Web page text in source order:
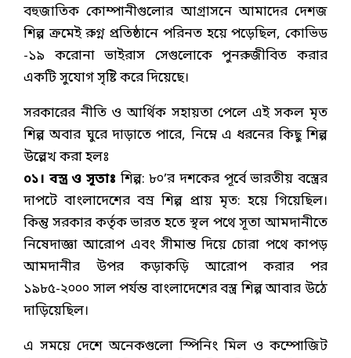
বহুজাতিক কোম্পানীগুলোর আগ্রাসনে আমাদের দেশজ
শিল্প ক্রমেই রুগ্ন প্রতিষ্ঠানে পরিনত হয়ে পড়েছিল, কোভিড
-১৯ করোনা ভাইরাস সেগুলোকে পুনরুজীবিত করার
একটি সুযোগ সৃষ্টি করে দিয়েছে।
সরকারের নীতি ও আর্থিক সহায়তা পেলে এই সকল মৃত
শিল্প অবার ঘুরে দাড়াতে পারে, নিম্নে এ ধরনের কিছু শিল্প
উল্লেখ করা হলঃ
০১। বস্ত্র ও সূতাঃ শিল্প: ৮০’র দশকের পূর্বে ভারতীয় বস্ত্রের
দাপটে বাংলাদেশের বস্র শিল্প প্রায় মৃত: হয়ে গিয়েছিল।
কিন্তু সরকার কর্তৃক ভারত হতে স্থল পথে সূতা আমদানীতে
নিষেদাজ্ঞা আরোপ এবং সীমান্ত দিয়ে চোরা পথে কাপড়
আমদানীর উপর কড়াকড়ি আরোপ করার পর
১৯৮৫-২০০০ সাল পর্যন্ত বাংলাদেশের বস্ত্র শিল্প আবার উঠে
দাড়িয়েছিল।
এ সময়ে দেশে অনেকগুলো স্পিনিং মিল ও কম্পোজিট